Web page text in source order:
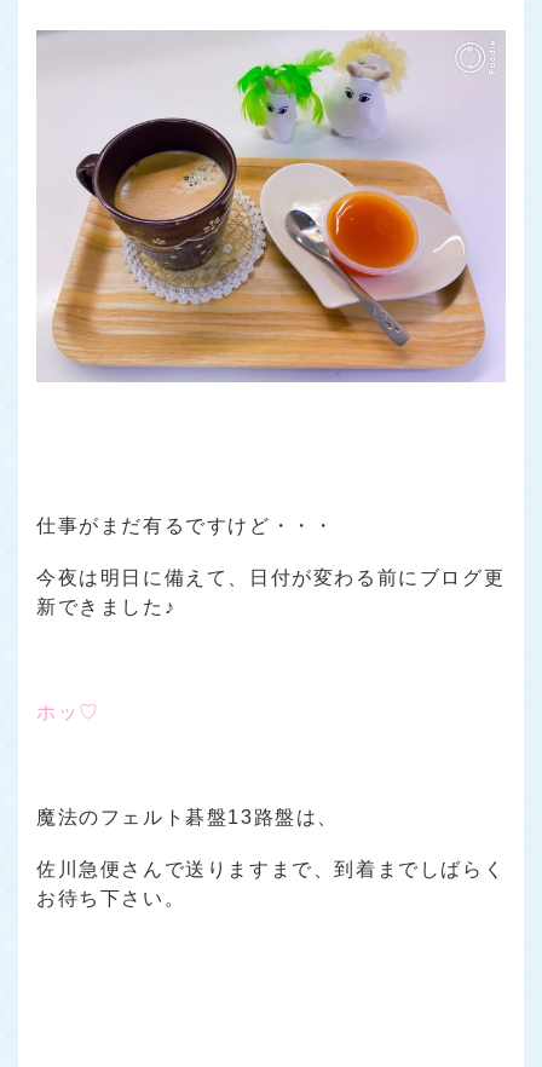
仕事がまだ有るですけど・・・
今夜は明日に備えて、日付が変わる前にブログ更
新できました♪
ホッ♡
魔法のフェルト碁盤13路盤は、
佐川急便さんで送りますまで、到着までしばらく
お待ち下さい。